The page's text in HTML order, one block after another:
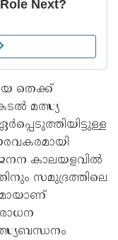
തെക്ക്
മത്സ്യ
കാലയളവിൽ
സമുദ്രത്തിലെ